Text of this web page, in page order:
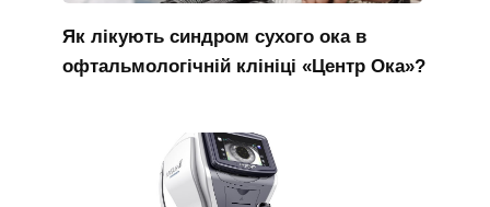
Як лікують синдром сухого ока в
офтальмологічній клініці «Центр Ока»?